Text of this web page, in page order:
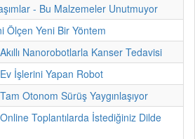
- Bu Malzemeler Unutmuyor
Ölçen Yeni Bir Yöntem
Nanorobotlarla Kanser Tedavisi
İşlerini Yapan Robot
Otonom Sürüş Yaygınlaşıyor
Toplantılarda İstediğiniz Dilde